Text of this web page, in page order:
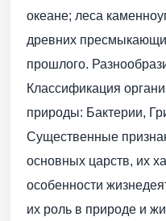
океане; леса
древних
прошлого.
Классифика­ция
природы: Бактерии,
Существен­ные
основных царств, их
особенности
их роль в природе и